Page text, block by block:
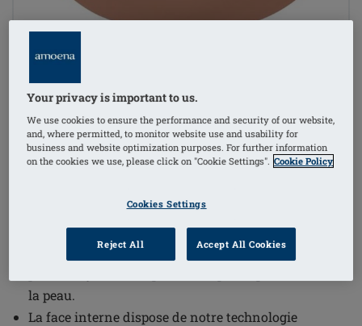
Référence de l'article: 326 Adapt Air
Xtra Light 2SN
La technologie innovante de la chambre à air
intégrée permet un ajustement individuel à vos
l'air à l'aide du système de gonflage Adapt Air
inclus - à tout moment et facilement.
S'adapte confortablement à chaque paroi thoracique
la peau.
La face interne dispose de notre technologie
Your privacy is important to us.
We use cookies to ensure the performance and security of our website,
and, where permitted, to monitor website use and usability for
business and website optimization purposes. For further information
on the cookies we use, please click on "Cookie Settings". Cookie Policy
Cookies Settings
Reject All Accept All Cookies